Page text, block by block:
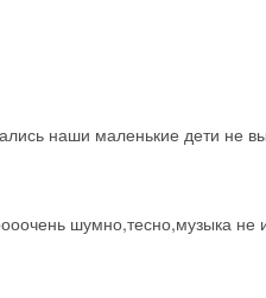
наши маленькие дети не
шумно,тесно,музыка не